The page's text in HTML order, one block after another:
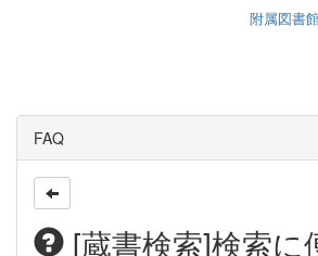
附属図書
FAQ
[蔵書検索]検索に